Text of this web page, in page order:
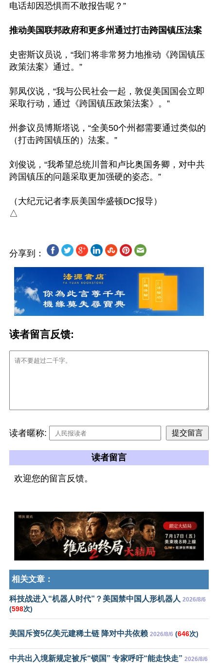
电话却因恐惧而不敢报告呢？”
推动美国联邦政府和更多州通过打击跨国镇压法案
史密斯议员说，“我们将非常努力地推动《跨国镇压
政策法案》通过。”
郭凤仪说，“我与公民社会一起，敦促美国国会立即
采取行动，通过《跨国镇压政策法案》。”
州参议员博斯塔说，“全美50个州都需要通过类似的
（打击跨国镇压的）法案。”
刘俊说，“我希望总统川普和卢比奥国务卿，对中共
跨国镇压的问题采取更加强硬的姿态。”
（大纪元记者李辰美国华盛顿DC报导）
分享到：
读者留言反馈:
读者暱称:
读者留言
欢迎您的留言反馈。
相关文章：
科技战进入“机器人时代”？美国禁中国人形机器人 2026/8/6
(598次)
美国斥资5亿美元建稀土链 降对中共依赖 2026/8/6 (646次)
中共出入境新规定被斥“锁国” 专家呼吁“能走快走” 2026/8/6